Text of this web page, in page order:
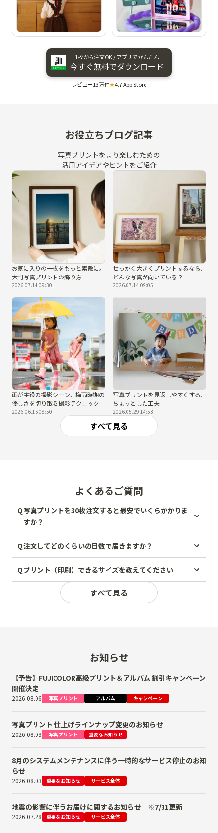
1枚から​注文OK / アプリで​かんたん
今すぐ​無料で​ダウンロード
レビュー13万件★4.7 App Store
お役立ちブログ記事
写真プリントをより楽しむための
活用アイデアやヒントをご紹介
お気に入りの一枚をもっと素敵に。
大判写真プリントの飾り方
2026.07.14 09:30
せっかく大きくプリントするなら、
どんな写真が向いている？
2026.07.14 09:05
雨が主役の撮影シーン。梅雨時期の
優しさを切り取る撮影テクニック
2026.06.16 08:50
写真プリントを見返しやすくする、
ちょっとした工夫
2026.05.29 14:53
すべて見る
よくあるご質問
Q写真プリントを30枚注文すると最安でいくらかかりま
すか？
Q注文してどのくらいの日数で届きますか？
Qプリント（印刷）できるサイズを教えてください
すべて見る
お知らせ
【予告】FUJICOLOR高級プリント＆アルバム 割引キャンペーン
開催決定
2026.08.06 写真プリント アルバム キャンペーン
写真プリント 仕上げラインナップ変更のお知らせ
2026.08.03 写真プリント 重要なお知らせ
8月のシステムメンテナンスに伴う一時的なサービス停止のお知
らせ
2026.08.03 重要なお知らせ サービス全体
地震の影響に伴うお届けに関するお知らせ ※7/31更新
2026.07.28 重要なお知らせ サービス全体